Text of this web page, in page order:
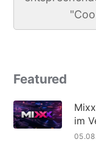
Featured
im